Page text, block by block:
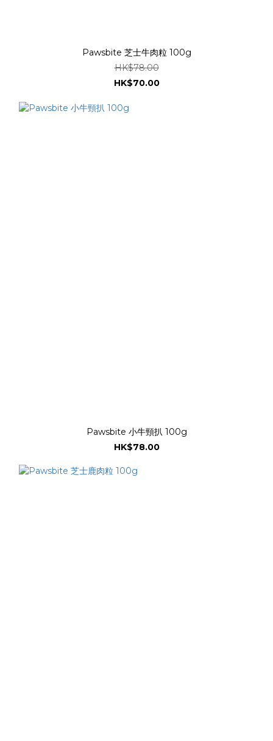
Pawsbite 芝士牛肉粒 100g
HK$78.00
HK$70.00
Pawsbite 小牛頸扒 100g
HK$78.00